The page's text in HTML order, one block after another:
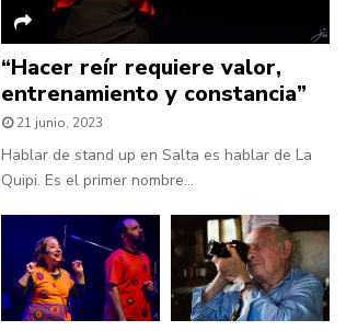
“Hacer reír requiere valor,
entrenamiento y constancia”
21 junio, 2023
Hablar de stand up en Salta es hablar de La
Quipi. Es el primer nombre...